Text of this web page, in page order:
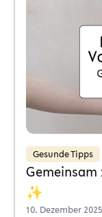
Gesunde Tipps
Gemeinsam
✨
10. Dezember 2025